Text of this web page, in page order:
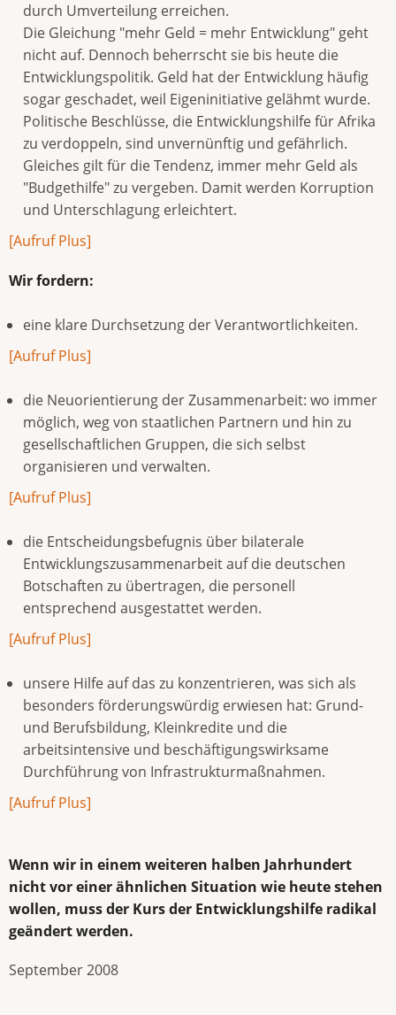
durch Umverteilung erreichen.
Die Gleichung "mehr Geld = mehr Entwicklung" geht
nicht auf. Dennoch beherrscht sie bis heute die
Entwicklungspolitik. Geld hat der Entwicklung häufig
sogar geschadet, weil Eigeninitiative gelähmt wurde.
Politische Beschlüsse, die Entwicklungshilfe für Afrika
zu verdoppeln, sind unvernünftig und gefährlich.
Gleiches gilt für die Tendenz, immer mehr Geld als
"Budgethilfe" zu vergeben. Damit werden Korruption
und Unterschlagung erleichtert.
[Aufruf Plus]
Wir fordern:
eine klare Durchsetzung der Verantwortlichkeiten.
[Aufruf Plus]
die Neuorientierung der Zusammenarbeit: wo immer
möglich, weg von staatlichen Partnern und hin zu
gesellschaftlichen Gruppen, die sich selbst
organisieren und verwalten.
[Aufruf Plus]
die Entscheidungsbefugnis über bilaterale
Entwicklungszusammenarbeit auf die deutschen
Botschaften zu übertragen, die personell
entsprechend ausgestattet werden.
[Aufruf Plus]
unsere Hilfe auf das zu konzentrieren, was sich als
besonders förderungswürdig erwiesen hat: Grund-
und Berufsbildung, Kleinkredite und die
arbeitsintensive und beschäftigungswirksame
Durchführung von Infrastrukturmaßnahmen.
[Aufruf Plus]
Wenn wir in einem weiteren halben Jahrhundert
nicht vor einer ähnlichen Situation wie heute stehen
wollen, muss der Kurs der Entwicklungshilfe radikal
geändert werden.
September 2008